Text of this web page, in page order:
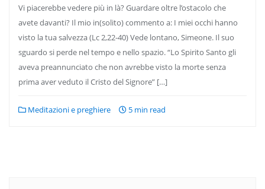
Vi piacerebbe vedere più in là? Guardare oltre l’ostacolo che
avete davanti? Il mio in(solito) commento a: I miei occhi hanno
visto la tua salvezza (Lc 2,22-40) Vede lontano, Simeone. Il suo
sguardo si perde nel tempo e nello spazio. “Lo Spirito Santo gli
aveva preannunciato che non avrebbe visto la morte senza
prima aver veduto il Cristo del Signore” […]
Meditazioni e preghiere 5 min read